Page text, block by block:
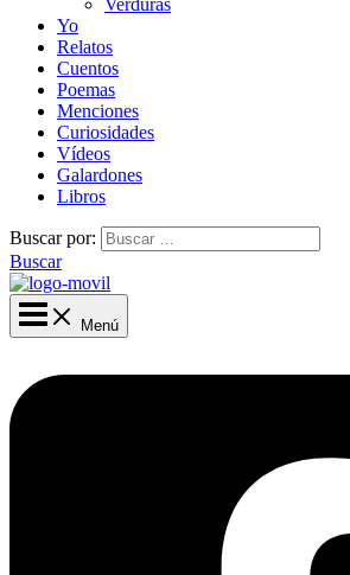
Verduras
Yo
Relatos
Cuentos
Poemas
Menciones
Curiosidades
Vídeos
Galardones
Libros
Buscar por:
Buscar
Menú